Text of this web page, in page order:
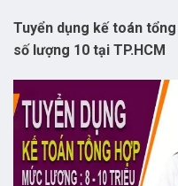
Tuyển dụng kế toán
số lượng 10 tại TP.HCM